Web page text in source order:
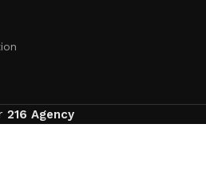
216 Agency